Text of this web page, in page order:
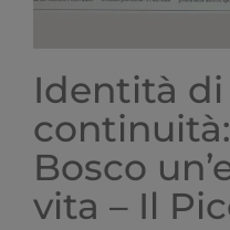
Identità di
Bosco
vita – Il